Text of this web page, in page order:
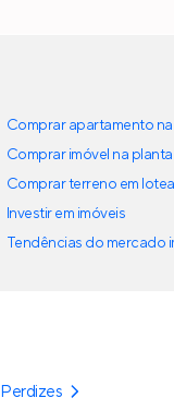
Comprar apartamento
Comprar imóvel na planta
Comprar terreno em
Investir em imóveis
Tendências do mercado
Perdizes